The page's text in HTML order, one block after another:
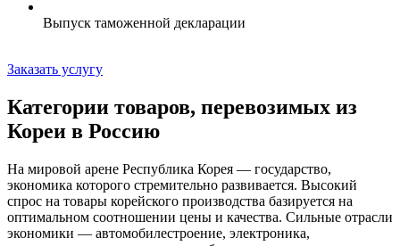
Выпуск таможенной декларации
Заказать услугу
Категории товаров, перевозимых из
Кореи в Россию
На мировой арене Республика Корея — государство,
экономика которого стремительно развивается. Высокий
спрос на товары корейского производства базируется на
оптимальном соотношении цены и качества. Сильные отрасли
экономики — автомобилестроение, электроника,